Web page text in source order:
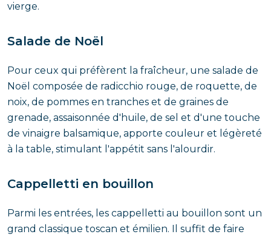
vierge.
Salade de Noël
Pour ceux qui préfèrent la fraîcheur, une salade de
Noël composée de radicchio rouge, de roquette, de
noix, de pommes en tranches et de graines de
grenade, assaisonnée d'huile, de sel et d'une touche
de vinaigre balsamique, apporte couleur et légèreté
à la table, stimulant l'appétit sans l'alourdir.
Cappelletti en bouillon
Parmi les entrées, les cappelletti au bouillon sont un
grand classique toscan et émilien. Il suffit de faire